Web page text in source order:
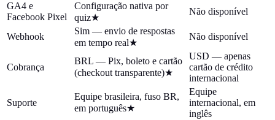
GA4 e
Facebook Pixel
Configuração nativa por
quiz★
Não disponível
Webhook
Sim — envio de respostas
em tempo real★
Não disponível
Cobrança
BRL — Pix, boleto e cartão
(checkout transparente)★
USD — apenas
cartão de crédito
internacional
Suporte
Equipe brasileira, fuso BR,
em português★
Equipe
internacional, em
inglês